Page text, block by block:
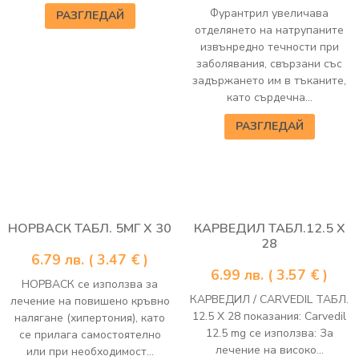
РАЗГЛЕДАЙ
Фурантрил увеличава
отделянето на натрупаните
извънредно течности при
заболявания, свързани със
задържането им в тъканите,
като сърдечна...
РАЗГЛЕДАЙ
НОРВАСК ТАБЛ. 5МГ Х 30
6.79 лв. ( 3.47 € )
НОРВАСК се използва за
лечение на повишено кръвно
налягане (хипертония), като
се прилага самостоятелно
или при необходимост...
КАРВЕДИЛ ТАБЛ.12.5 Х
28
6.99 лв. ( 3.57 € )
КАРВЕДИЛ / CARVEDIL ТАБЛ.
12.5 Х 28 показания: Carvedil
12.5 mg се използва: За
лечение на високо...